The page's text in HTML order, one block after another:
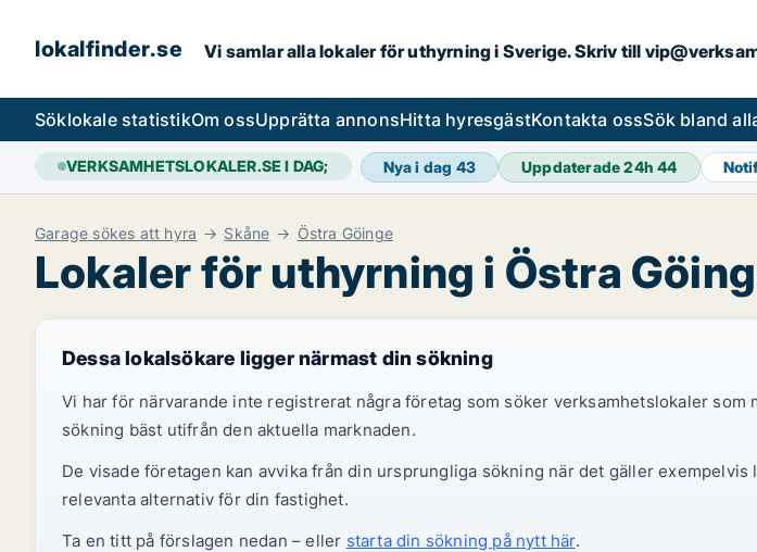
lokalfinder.se Vi samlar alla lokaler för uthyrning i Sverige. Skriv till
Söklokale statistikOm ossUpprätta annonsHitta hyresgästKontakta ossSök bland
VERKSAMHETSLOKALER.SE I DAG; Nya i dag 43 Uppdaterade 24h44
Garage sökes att hyra Skåne Östra Göinge
Lokaler för uthyrning i Östra
Dessa lokalsökare ligger närmast din sökning
Vi har för närvarande inte registrerat några företag som söker verksamhetslokaler
sökning bäst utifrån den aktuella marknaden.
De visade företagen kan avvika från din ursprungliga sökning när det gäller
relevanta alternativ för din fastighet.
Ta en titt på förslagen nedan – eller starta din sökning på nytt här.